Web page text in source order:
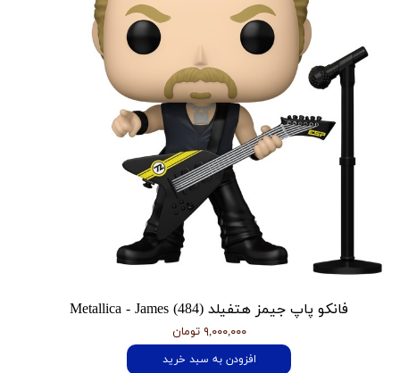
فانکو پاپ جیمز هتفیلد Metallica - James (484)
۹,۰۰۰,۰۰۰ تومان
افزودن به سبد خرید